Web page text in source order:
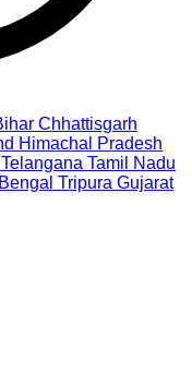
Chhattisgarh
Himachal Pradesh
Telangana Tamil Nadu
Tripura Gujarat